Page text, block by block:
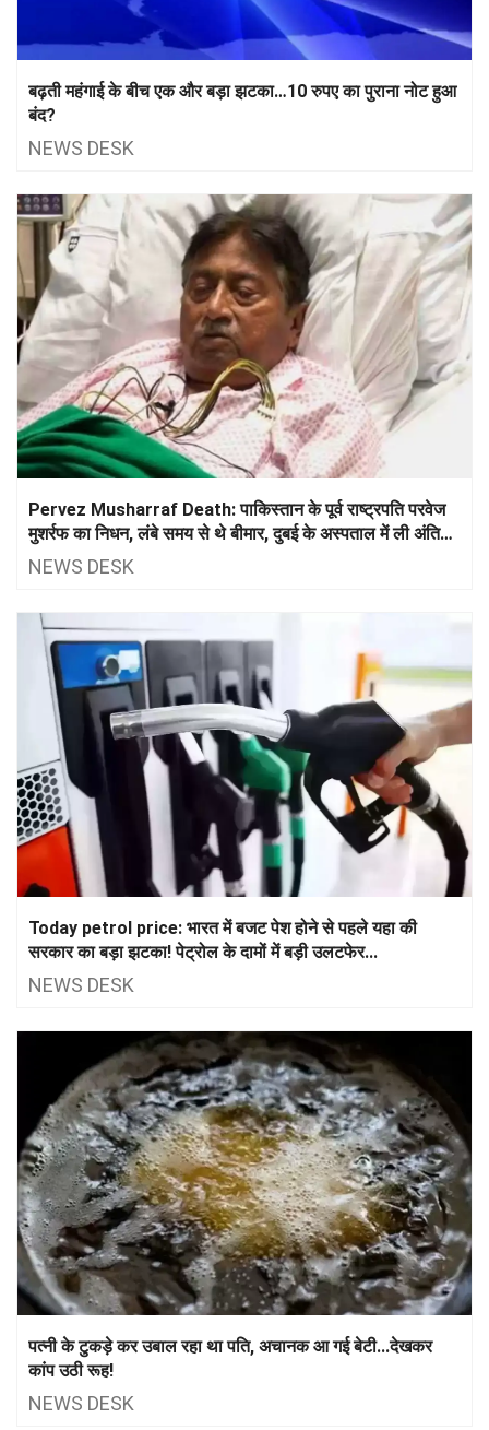
बढ़ती महंगाई के बीच एक और बड़ा झटका…10 रुपए का पुराना नोट हुआ
बंद?
NEWS DESK
Pervez Musharraf Death: पाकिस्तान के पूर्व राष्ट्रपति परवेज
मुशर्रफ का निधन, लंबे समय से थे बीमार, दुबई के अस्पताल में ली अंतिम
सांस
NEWS DESK
Today petrol price: भारत में बजट पेश होने से पहले यहा की
सरकार का बड़ा झटका! पेट्रोल के दामों में बड़ी उलटफेर...
NEWS DESK
पत्नी के टुकड़े कर उबाल रहा था पति, अचानक आ गई बेटी...देखकर
कांप उठी रूह!
NEWS DESK